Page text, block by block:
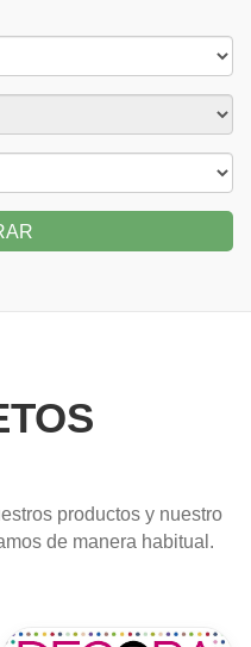
productos y nuestro
de manera habitual.